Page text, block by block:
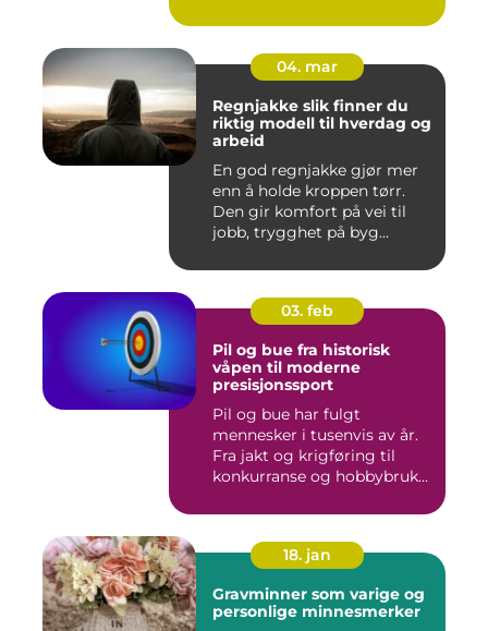
04. mar
Regnjakke slik finner du
riktig modell til hverdag og
arbeid
En god regnjakke gjør mer
enn å holde kroppen tørr.
Den gir komfort på vei til
jobb, trygghet på byg...
03. feb
Pil og bue fra historisk
våpen til moderne
presisjonssport
Pil og bue har fulgt
mennesker i tusenvis av år.
Fra jakt og krigføring til
konkurranse og hobbybruk...
18. jan
Gravminner som varige og
personlige minnesmerker